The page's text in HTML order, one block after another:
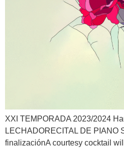
XXI TEMPORADA 2023/2024
LECHADORECITAL DE PIANO
finalizaciónA courtesy cocktail